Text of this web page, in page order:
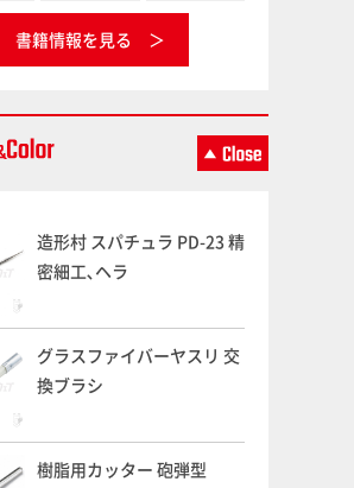
書籍情報を見る
造形村 スパチュラ PD-23 精
密細工､ヘラ
グラスファイバーヤスリ 交
換ブラシ
樹脂用カッター 砲弾型